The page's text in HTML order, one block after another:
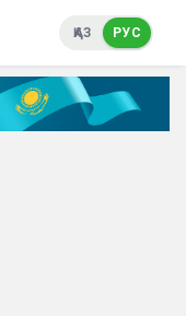
ҚАЗ РУС